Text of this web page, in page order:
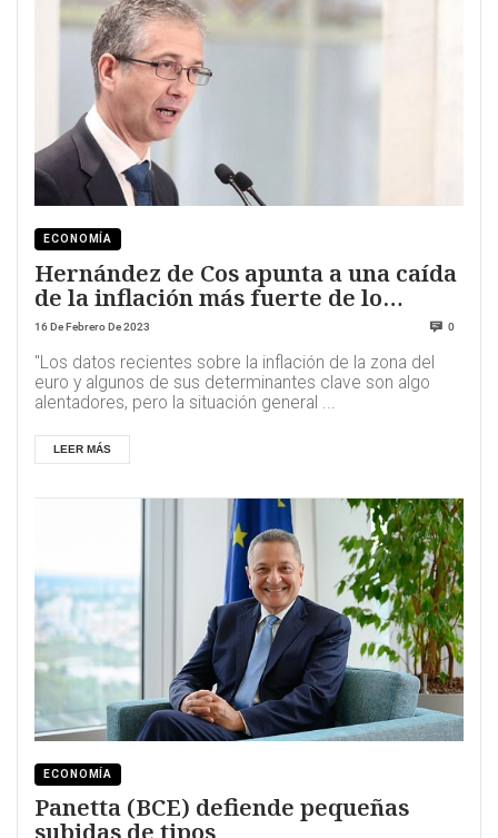
ECONOMÍA
Hernández de Cos apunta a una caída
de la inflación más fuerte de lo
esperado
16 De Febrero De 2023 0
"Los datos recientes sobre la inflación de la zona del
euro y algunos de sus determinantes clave son algo
alentadores, pero la situación general ...
LEER MÁS
ECONOMÍA
Panetta (BCE) defiende pequeñas